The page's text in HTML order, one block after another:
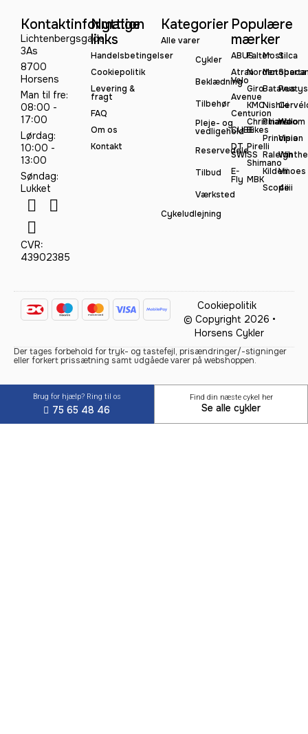
Kontaktinformation
Lichtenbergsgade
3As
8700
Horsens
Man til fre:
08:00 -
17:00
Lørdag:
10:00 -
13:00
Søndag:
Lukket
CVR:
43902385
Nyttige
links
Handelsbetingelser
Cookiepolitik
Levering &
fragt
FAQ
Om os
Kontakt
Kategorier
Alle varer
Cykler
Beklædning
Tilbehør
Pleje- og
vedligehold
Reservedele
Tilbud
Værksted
Cykeludlejning
Populære
mærker
ABUS
Atran
Velo
Avenue
Centurion
CUBE
DT
SWISS
E-
Fly
Falter
Norden
Giro
KMC
Christiania
Bikes
Pirelli
Shimano
MBK
Most
Batavus
Nishiki
Pinarello
Principia
Raleigh
Kildemoes
Scope
Silca
Sparta
Peatys
Woom
Vision
Vii
4iiii
Cookiepolitik
© Copyright 2026 •
Horsens Cykler
Der tages forbehold for tryk- og tastefejl, prisændringer/-stigninger
eller forkert prissætning samt udgåede varer på webshoppen.
Brug for hjælp? Ring til os
75 65 48 46
Find din næste cykel her
Se alle cykler